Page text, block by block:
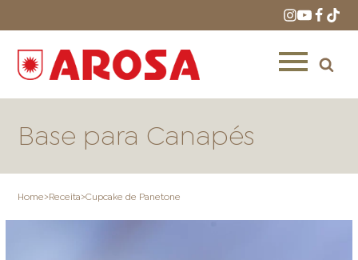
Base para Canapés
Home>Receita>Cupcake de Panetone